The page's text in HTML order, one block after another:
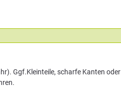
Ggf.Kleinteile, scharfe Kanten oder